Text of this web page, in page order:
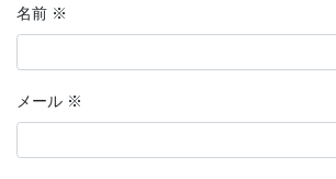
名前 ※
メール ※